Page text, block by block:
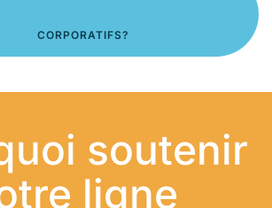
CORPORATIFS?
soutenir
ligne